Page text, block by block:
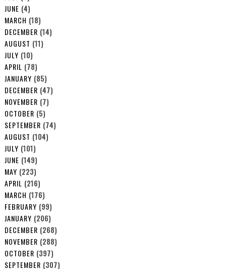
JUNE (4)
MARCH (18)
DECEMBER (14)
AUGUST (11)
JULY (10)
APRIL (78)
JANUARY (85)
DECEMBER (47)
NOVEMBER (7)
OCTOBER (5)
SEPTEMBER (74)
AUGUST (104)
JULY (101)
JUNE (149)
MAY (223)
APRIL (216)
MARCH (176)
FEBRUARY (99)
JANUARY (206)
DECEMBER (268)
NOVEMBER (288)
OCTOBER (397)
SEPTEMBER (307)